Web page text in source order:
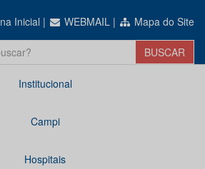
Inicial | WEBMAIL | Mapa do Site
Institucional
Campi
Hospitais